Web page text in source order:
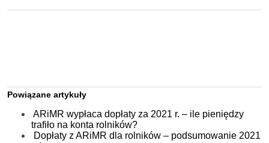
Powiązane artykuły
ARiMR wypłaca dopłaty za 2021 r. – ile pieniędzy
trafiło na konta rolników?
Dopłaty z ARiMR dla rolników – podsumowanie 2021